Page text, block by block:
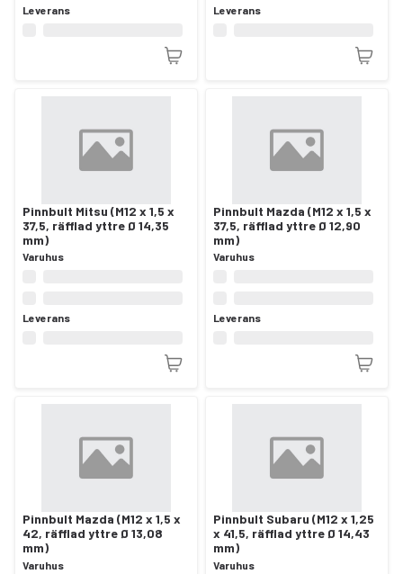
Leverans Leverans
Pinnbult Mitsu (M12 x 1,5 x
37,5, räfflad yttre Ø 14,35
mm)
Varuhus
Leverans
Pinnbult Mazda (M12 x 1,5 x
37,5, räfflad yttre Ø 12,90
mm)
Varuhus
Leverans
Pinnbult Mazda (M12 x 1,5 x
42, räfflad yttre Ø 13,08
mm)
Varuhus
Pinnbult Subaru (M12 x 1,25
x 41,5, räfflad yttre Ø 14,43
mm)
Varuhus